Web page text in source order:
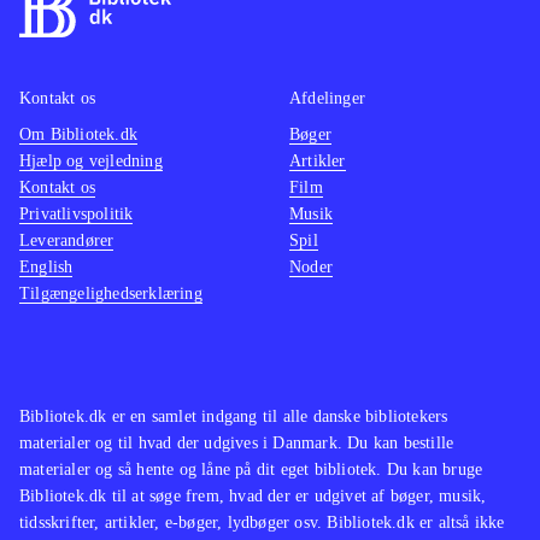
ikke spilbart men består kun af
mellemsekvenserne fra spillet.
og selve spillet er forbedret og med
mere indhold
Spilserien "Final Fantasy" er en af de
mest populære indenfor genren, i
både Vesten og Østen men ellers har
Sony efterhånden genudgivet flere af
de ældre PS2-klassikere i serien
and Daxter trilogy.
God opdatering af en spilklassiker
med mere indhold og flottere grafik,
stadig med småproblemer i spillet
Bibliotek.dk er en samlet indgang til alle danske bibliotekers
materialer og til hvad der udgives i Danmark. Du kan bestille
materialer og så hente og låne på dit eget bibliotek. Du kan bruge
Bibliotek.dk til at søge frem, hvad der er udgivet af bøger, musik,
tidsskrifter, artikler, e-bøger, lydbøger osv. Bibliotek.dk er altså ikke
Kontakt os
Om Bibliotek.dk
Hjælp og vejledning
Kontakt os
Privatlivspolitik
Leverandører
English
Tilgængelighedserklæring
Afdelinger
Bøger
Artikler
Film
Musik
Spil
Noder